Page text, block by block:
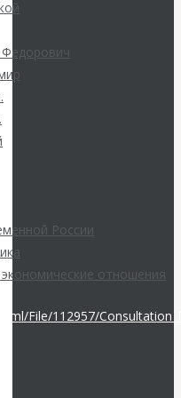
России
отношения
File/112957/